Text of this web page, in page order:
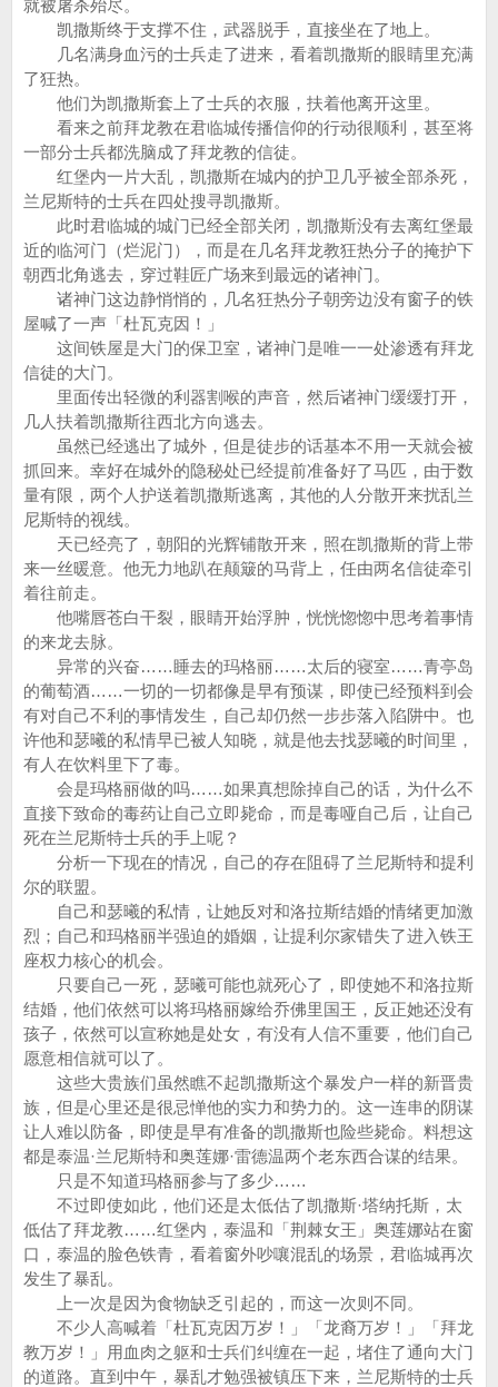
就被屠杀殆尽。
凯撒斯终于支撑不住，武器脱手，直接坐在了地上。
几名满身血污的士兵走了进来，看着凯撒斯的眼睛里充满
了狂热。
他们为凯撒斯套上了士兵的衣服，扶着他离开这里。
看来之前拜龙教在君临城传播信仰的行动很顺利，甚至将
一部分士兵都洗脑成了拜龙教的信徒。
红堡内一片大乱，凯撒斯在城内的护卫几乎被全部杀死，
兰尼斯特的士兵在四处搜寻凯撒斯。
此时君临城的城门已经全部关闭，凯撒斯没有去离红堡最
近的临河门（烂泥门），而是在几名拜龙教狂热分子的掩护下
朝西北角逃去，穿过鞋匠广场来到最远的诸神门。
诸神门这边静悄悄的，几名狂热分子朝旁边没有窗子的铁
屋喊了一声「杜瓦克因！」
这间铁屋是大门的保卫室，诸神门是唯一一处渗透有拜龙
信徒的大门。
里面传出轻微的利器割喉的声音，然后诸神门缓缓打开，
几人扶着凯撒斯往西北方向逃去。
虽然已经逃出了城外，但是徒步的话基本不用一天就会被
抓回来。幸好在城外的隐秘处已经提前准备好了马匹，由于数
量有限，两个人护送着凯撒斯逃离，其他的人分散开来扰乱兰
尼斯特的视线。
天已经亮了，朝阳的光辉铺散开来，照在凯撒斯的背上带
来一丝暖意。他无力地趴在颠簸的马背上，任由两名信徒牵引
着往前走。
他嘴唇苍白干裂，眼睛开始浮肿，恍恍惚惚中思考着事情
的来龙去脉。
异常的兴奋……睡去的玛格丽……太后的寝室……青亭岛
的葡萄酒……一切的一切都像是早有预谋，即使已经预料到会
有对自己不利的事情发生，自己却仍然一步步落入陷阱中。也
许他和瑟曦的私情早已被人知晓，就是他去找瑟曦的时间里，
有人在饮料里下了毒。
会是玛格丽做的吗……如果真想除掉自己的话，为什么不
直接下致命的毒药让自己立即毙命，而是毒哑自己后，让自己
死在兰尼斯特士兵的手上呢？
分析一下现在的情况，自己的存在阻碍了兰尼斯特和提利
尔的联盟。
自己和瑟曦的私情，让她反对和洛拉斯结婚的情绪更加激
烈；自己和玛格丽半强迫的婚姻，让提利尔家错失了进入铁王
座权力核心的机会。
只要自己一死，瑟曦可能也就死心了，即使她不和洛拉斯
结婚，他们依然可以将玛格丽嫁给乔佛里国王，反正她还没有
孩子，依然可以宣称她是处女，有没有人信不重要，他们自己
愿意相信就可以了。
这些大贵族们虽然瞧不起凯撒斯这个暴发户一样的新晋贵
族，但是心里还是很忌惮他的实力和势力的。这一连串的阴谋
让人难以防备，即使是早有准备的凯撒斯也险些毙命。料想这
都是泰温·兰尼斯特和奥莲娜·雷德温两个老东西合谋的结果。
只是不知道玛格丽参与了多少……
不过即使如此，他们还是太低估了凯撒斯·塔纳托斯，太
低估了拜龙教……红堡内，泰温和「荆棘女王」奥莲娜站在窗
口，泰温的脸色铁青，看着窗外吵嚷混乱的场景，君临城再次
发生了暴乱。
上一次是因为食物缺乏引起的，而这一次则不同。
不少人高喊着「杜瓦克因万岁！」「龙裔万岁！」「拜龙
教万岁！」用血肉之躯和士兵们纠缠在一起，堵住了通向大门
的道路。直到中午，暴乱才勉强被镇压下来，兰尼斯特的士兵